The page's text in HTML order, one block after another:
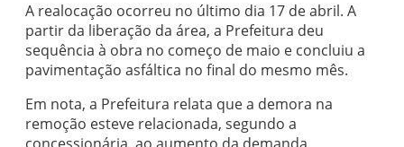
A realocação ocorreu no último dia 17 de abril. A
partir da liberação da área, a Prefeitura deu
sequência à obra no começo de maio e concluiu a
pavimentação asfáltica no final do mesmo mês.
Em nota, a Prefeitura relata que a demora na
remoção esteve relacionada, segundo a